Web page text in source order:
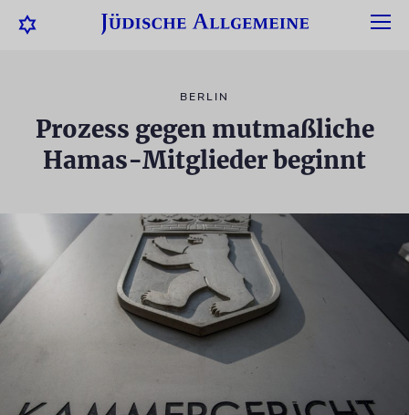
BERLIN
Prozess gegen mutmaßliche
Hamas-Mitglieder beginnt